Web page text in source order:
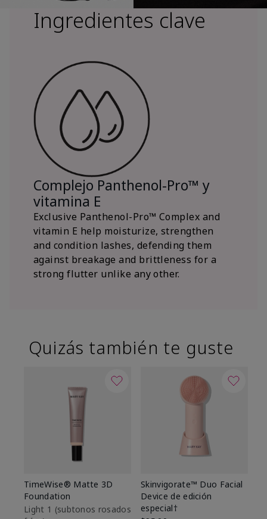
Ingredientes clave
Complejo Panthenol-Pro™ y
vitamina E
Exclusive Panthenol-Pro™ Complex and
vitamin E help moisturize, strengthen
and condition lashes, defending them
against breakage and brittleness for a
strong flutter unlike any other.
Quizás también te guste
TimeWise® Matte 3D
Foundation
Light 1​ (subtonos rosados
Skinvigorate™ Duo Facial
Device de edición
especial†